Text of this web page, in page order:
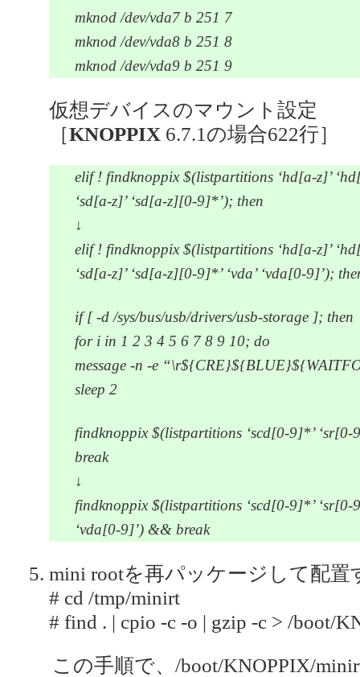
mknod /dev/vda7 b 251 7
mknod /dev/vda8 b 251 8
mknod /dev/vda9 b 251 9
仮想デバイスのマウント設定
［KNOPPIX 6.7.1の場合622行］
elif ! findknoppix $(listpartitions ‘hd[a-z]’
‘sd[a-z]’ ‘sd[a-z][0-9]*’); then
↓
elif ! findknoppix $(listpartitions ‘hd[a-z]’
‘sd[a-z]’ ‘sd[a-z][0-9]*’ ‘vda’ ‘vda[0-9]’);
if [ -d /sys/bus/usb/drivers/usb-storage ]; then
for i in 1 2 3 4 5 6 7 8 9 10; do
message -n -e
sleep 2
findknoppix $(listpartitions ‘scd[0-9]*’
break
↓
findknoppix $(listpartitions ‘scd[0-9]*’ ‘sr[0-
‘vda[0-9]’) && break
mini rootを再パッケージして配置
# cd /tmp/minirt
# find . | cpio -c -o | gzip -c > /boot/
この手順で、/boot/KNOPPIX/